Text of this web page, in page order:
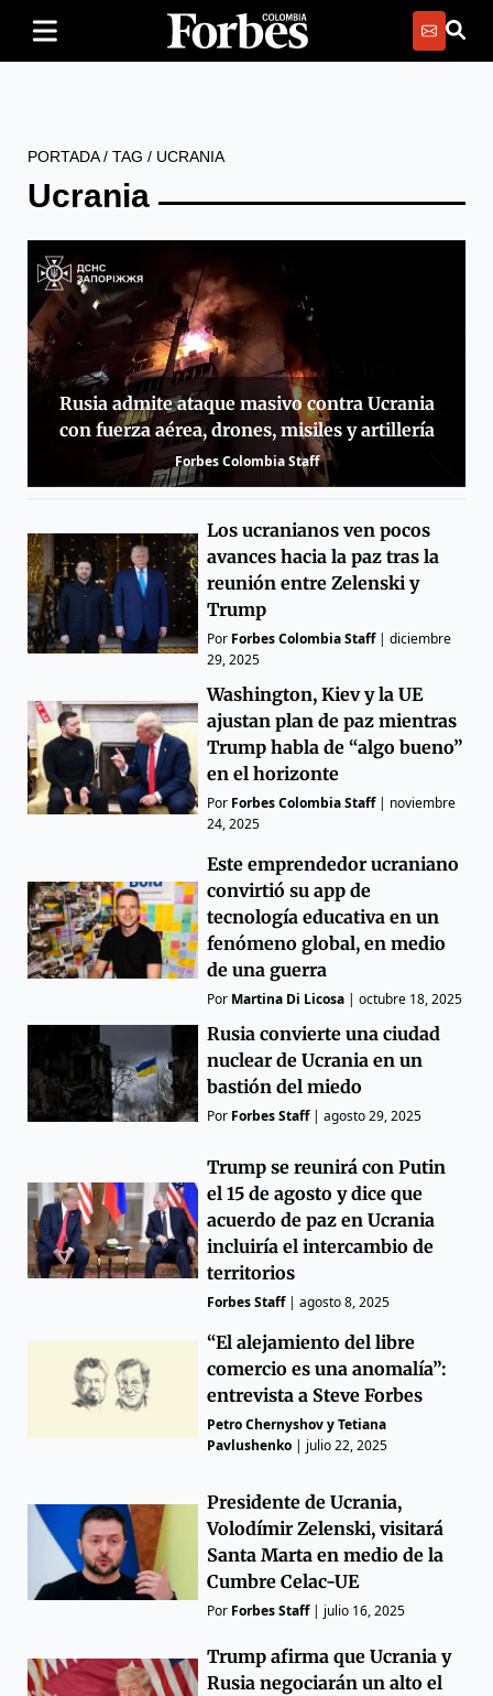
PORTADA/ TAG / UCRANIA
Ucrania
Rusia admite ataque masivo contra Ucrania
con fuerza aérea, drones, misiles y artillería
Forbes Colombia Staff
Los ucranianos ven pocos
avances hacia la paz tras la
reunión entre Zelenski y
Trump
Por Forbes Colombia Staff|diciembre
29, 2025
Washington, Kiev y la UE
ajustan plan de paz mientras
Trump habla de “algo bueno”
en el horizonte
Por Forbes Colombia Staff| noviembre
24, 2025
Este emprendedor ucraniano
convirtió su app de
tecnología educativa en un
fenómeno global, en medio
de una guerra
Por Martina Di Licosa |octubre 18, 2025
Rusia convierte una ciudad
nuclear de Ucrania en un
bastión del miedo
Por Forbes Staff|agosto 29, 2025
Trump se reunirá con Putin
el 15 de agosto y dice que
acuerdo de paz en Ucrania
incluiría el intercambio de
territorios
Forbes Staff|agosto 8, 2025
“El alejamiento del libre
comercio es una anomalía”:
entrevista a Steve Forbes
Petro Chernyshov y Tetiana
Pavlushenko | julio 22, 2025
Presidente de Ucrania,
Volodímir Zelenski, visitará
Santa Marta en medio de la
Cumbre Celac-UE
Por Forbes Staff| julio 16, 2025
Trump afirma que Ucrania y
Rusia negociarán un alto el